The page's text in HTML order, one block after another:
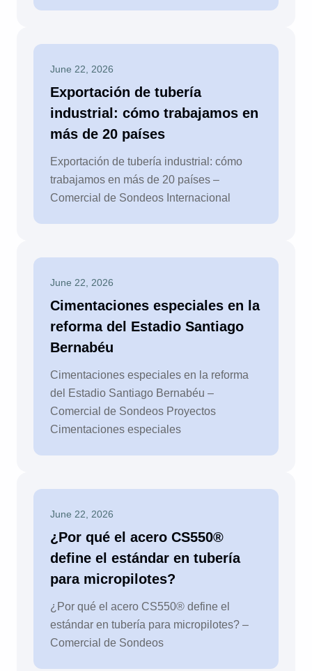
June 22, 2026
Exportación de tubería
industrial: cómo trabajamos en
más de 20 países
Exportación de tubería industrial: cómo
trabajamos en más de 20 países –
Comercial de Sondeos Internacional
June 22, 2026
Cimentaciones especiales en la
reforma del Estadio Santiago
Bernabéu
Cimentaciones especiales en la reforma
del Estadio Santiago Bernabéu –
Comercial de Sondeos Proyectos
Cimentaciones especiales
June 22, 2026
¿Por qué el acero CS550®
define el estándar en tubería
para micropilotes?
¿Por qué el acero CS550® define el
estándar en tubería para micropilotes? –
Comercial de Sondeos